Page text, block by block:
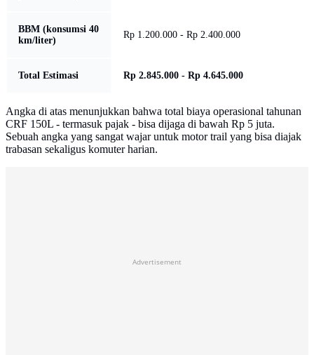
BBM (konsumsi 40
km/liter)
Rp 1.200.000 - Rp 2.400.000
Total Estimasi Rp 2.845.000 - Rp 4.645.000
Angka di atas menunjukkan bahwa total biaya operasional tahunan
CRF 150L - termasuk pajak - bisa dijaga di bawah Rp 5 juta.
Sebuah angka yang sangat wajar untuk motor trail yang bisa diajak
trabasan sekaligus komuter harian.
Advertisement